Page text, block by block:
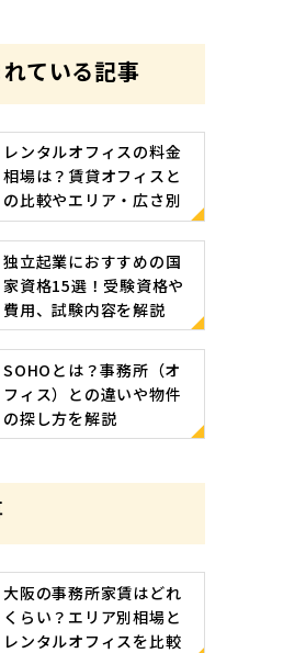
ている記事
レンタルオフィスの料金
相場は？賃貸オフィスと
の比較やエリア・広さ別
の相場目安
独立起業におすすめの国
家資格15選！受験資格や
費用、試験内容を解説
SOHOとは？事務所（オ
フィス）との違いや物件
の探し方を解説
大阪の事務所家賃はどれ
くらい？エリア別相場と
レンタルオフィスを比較